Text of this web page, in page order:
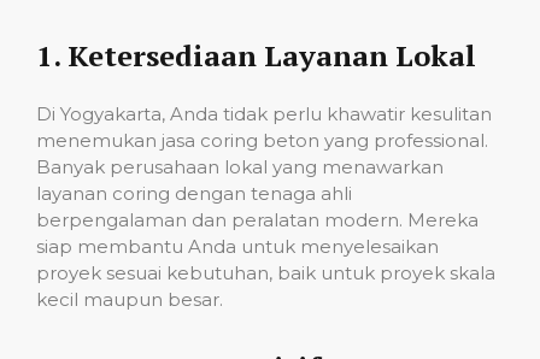
1. Ketersediaan Layanan Lokal
Di Yogyakarta, Anda tidak perlu khawatir kesulitan
menemukan jasa coring beton yang professional.
Banyak perusahaan lokal yang menawarkan
layanan coring dengan tenaga ahli
berpengalaman dan peralatan modern. Mereka
siap membantu Anda untuk menyelesaikan
proyek sesuai kebutuhan, baik untuk proyek skala
kecil maupun besar.